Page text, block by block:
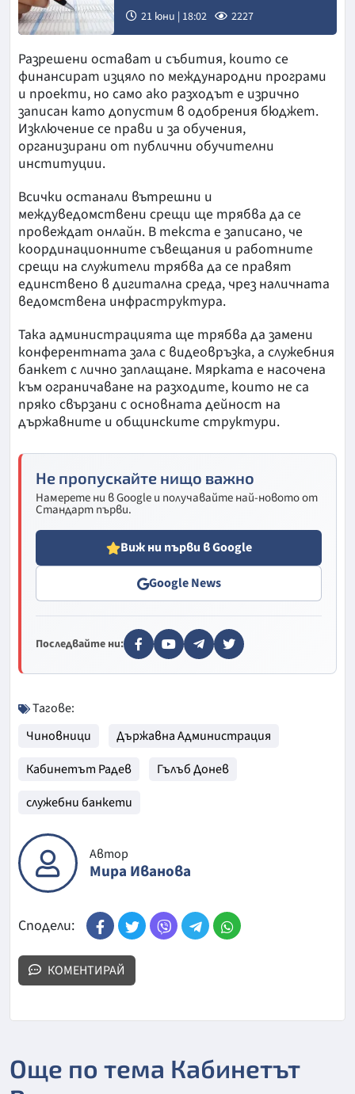
21 юни | 18:02 2227
Разрешени остават и събития, които се
финансират изцяло по международни програми
и проекти, но само ако разходът е изрично
записан като допустим в одобрения бюджет.
Изключение се прави и за обучения,
организирани от публични обучителни
институции.
Всички останали вътрешни и
междуведомствени срещи ще трябва да се
провеждат онлайн. В текста е записано, че
координационните съвещания и работните
срещи на служители трябва да се правят
единствено в дигитална среда, чрез наличната
ведомствена инфраструктура.
Така администрацията ще трябва да замени
конферентната зала с видеовръзка, а служебния
банкет с лично заплащане. Мярката е насочена
към ограничаване на разходите, които не са
пряко свързани с основната дейност на
държавните и общинските структури.
Не пропускайте нищо важно
Намерете ни в Google и получавайте най-новото от
Стандарт първи.
Виж ни първи в Google
Google News
Последвайте ни:
Тагове:
Чиновници
Държавна Администрация
Кабинетът Радев
Гълъб Донев
служебни банкети
Автор
Мира Иванова
Сподели:
КОМЕНТИРАЙ
Още по тема Кабинетът